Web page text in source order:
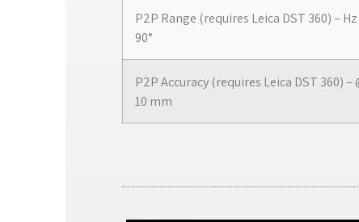
P2P Range (requires Leica DST 360) –
90°
P2P Accuracy (requires Leica DST 360) –
10 mm